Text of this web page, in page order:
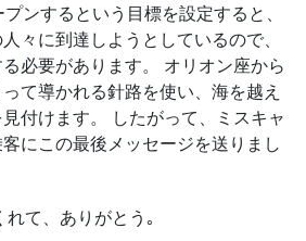
ンするという目標を設定すると、
々に到達しようとしているので、
必要があります。 オリオン座から
て導かれる針路を使い、海を越え
付けます。 したがって、ミスキャ
にこの最後メッセージを送りまし
れて、ありがとう｡